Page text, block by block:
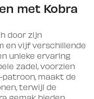
met Kobra
door zijn
en vijf verschillende
unieke ervaring
zadel, voorzien
maakt de
terwijl de